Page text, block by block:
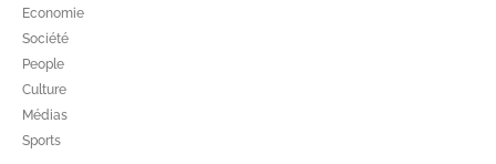
Economie
Société
People
Culture
Médias
Sports